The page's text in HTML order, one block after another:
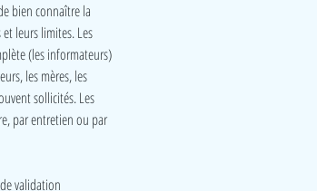
bien connaître la
leurs limites. Les
(les informateurs)
les mères, les
sollicités. Les
par entretien ou par
validation